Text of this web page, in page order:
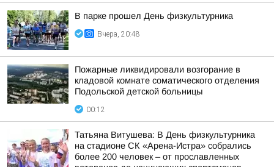
В парке прошел День физкультурника
Вчера, 20:48
Пожарные ликвидировали возгорание в
кладовой комнате соматического отделения
Подольской детской больницы
00:12
Татьяна Витушева: В День физкультурника
на стадионе СК «Арена-Истра» собрались
более 200 человек – от прославленных